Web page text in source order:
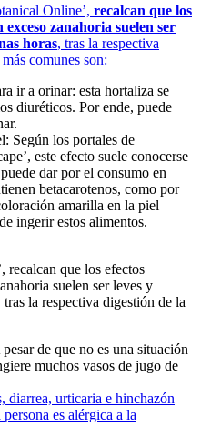
Online’, recalcan que los
zanahoria suelen ser
horas, tras la respectiva
comunes son:
ir a orinar: esta hortaliza se
diuréticos. Por ende, puede
Según los portales de
este efecto suele conocerse
dar por el consumo en
betacarotenos, como por
amarilla en la piel
ingerir estos alimentos.
recalcan que los efectos
suelen ser leves y
la respectiva digestión de la
de que no es una situación
muchos vasos de jugo de
diarrea, urticaria e hinchazón
es alérgica a la